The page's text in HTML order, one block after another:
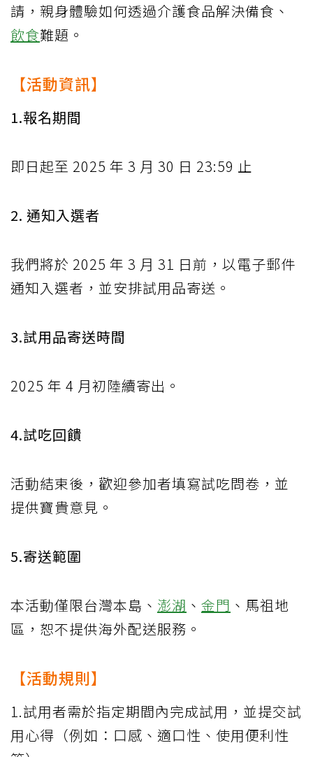
請，親身體驗如何透過介護食品解決備食、
飲食難題。
【活動資訊】
1.報名期間
即日起至 2025 年 3 月 30 日 23:59 止
2. 通知入選者
我們將於 2025 年 3 月 31 日前，以電子郵件
通知入選者，並安排試用品寄送。
3.試用品寄送時間
2025 年 4 月初陸續寄出。
4.試吃回饋
活動結束後，歡迎參加者填寫試吃問卷，並
提供寶貴意見。
5.寄送範圍
本活動僅限台灣本島、 澎湖 、 金門 、馬祖地
區，恕不提供海外配送服務。
【活動規則】
1.試用者需於指定期間內完成試用，並提交試
用心得（例如：口感、適口性、使用便利性